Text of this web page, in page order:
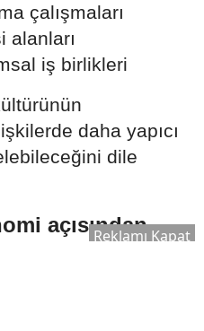
çalışmaları
alanları
iş birlikleri
daha yapıcı
dile
açısından
Reklamı Kapat